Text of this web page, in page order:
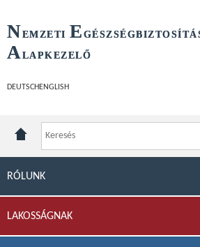
NEMZETI E
ALAPKEZELŐ
DEUTSCH ENGLISH
RÓLUNK
LAKOSSÁGNAK